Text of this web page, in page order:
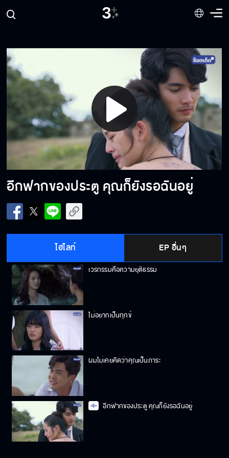
Play
Video
อีกฟากของประตู คุณก็ยังรอฉันอยู่
ไฮไลท์ EP อื่นๆ
เวรกรรมคือความยุติธรรม
ไม่อยากเป็นทุกข์
ผมไม่เคยคิดว่าคุณเป็นภาระ
อีกฟากของประตู คุณก็ยังรอฉันอยู่